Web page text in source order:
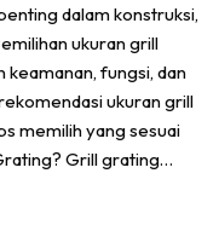
dalam konstruksi,
ukuran grill
fungsi, dan
ukuran grill
memilih yang sesuai
Grill grating…